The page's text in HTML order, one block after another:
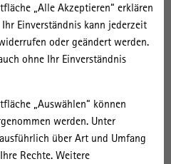
„Alle Akzeptieren“ erklären
Einverständnis kann jederzeit
oder geändert werden.
ohne Ihr Einverständnis
„Auswählen“ können
werden. Unter
über Art und Umfang
Rechte. Weitere
Stadtentwicklungs- und
Klimawandel,
in Ostdeutschland,
des Bauens sowie
und der Einbindung von